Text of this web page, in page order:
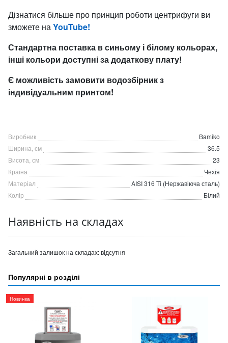
Дізнатися більше про принцип роботи центрифуги ви
зможете наYouTube!
Стандартна поставка в синьому і білому кольорах,
інші кольори доступні за додаткову плату!
Є можливість замовити водозбірник з
індивідуальним принтом!
Виробник
Bamiko
Ширина, см
36.5
Висота, см
23
Країна
Чехія
Матеріал
AISI 316 Ti (Нержавіюча сталь)
Колір
Білий
Наявність на складах
Загальний залишок на складах:відсутня
Популярні в розділі
Новинка